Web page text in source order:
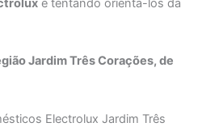
e tentando orienta-los da
Jardim Três Corações, de
Electrolux Jardim Três